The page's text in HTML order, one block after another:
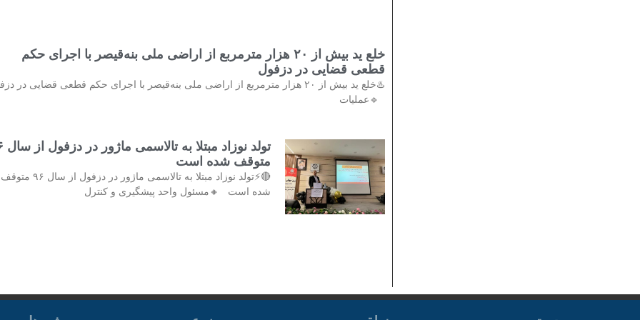
خلع ید بیش از ۲۰ هزار مترمربع از اراضی ملی بنه‌قیصر با اجرای حکم
قطعی قضایی در دزفول
♨️خلع ید بیش از ۲۰ هزار مترمربع از اراضی ملی بنه‌قیصر با اجرای حکم قطعی قضایی در
🔹عملیات
تولد
متوقف شده است
🔴⚡تولد نوزاد مبتلا به تالاسمی ماژور در دزفول از سال ۹۶ متوقف
شده است 🔸مسئول واحد پیشگیری و کنترل